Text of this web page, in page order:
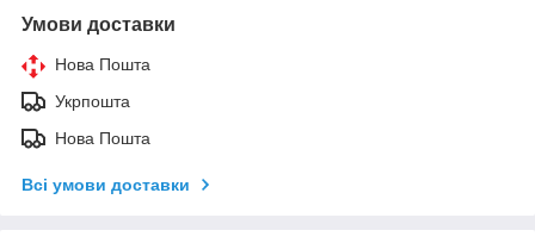
Умови доставки
Нова Пошта
Укрпошта
Нова Пошта
Всі умови доставки